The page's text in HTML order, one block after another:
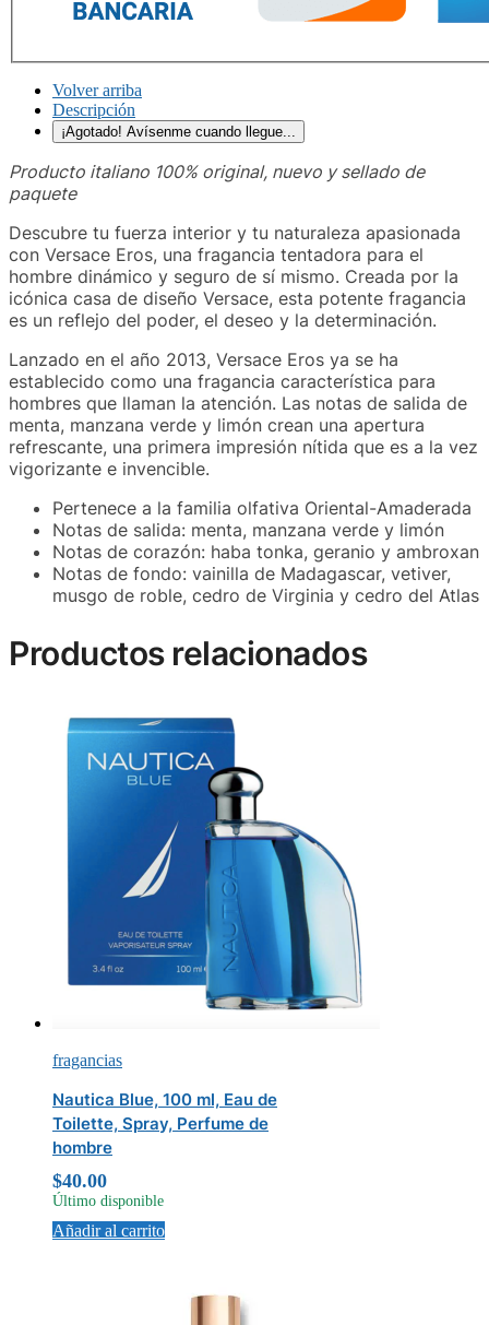
Volver arriba
Descripción
¡Agotado! Avísenme cuando llegue...
Producto italiano 100% original, nuevo y sellado de
paquete
Descubre tu fuerza interior y tu naturaleza apasionada
con Versace Eros, una fragancia tentadora para el
hombre dinámico y seguro de sí mismo. Creada por la
icónica casa de diseño Versace, esta potente fragancia
es un reflejo del poder, el deseo y la determinación.
Lanzado en el año 2013, Versace Eros ya se ha
establecido como una fragancia característica para
hombres que llaman la atención. Las notas de salida de
menta, manzana verde y limón crean una apertura
refrescante, una primera impresión nítida que es a la vez
vigorizante e invencible.
Pertenece a la familia olfativa Oriental-Amaderada
Notas de salida: menta, manzana verde y limón
Notas de corazón: haba tonka, geranio y ambroxan
Notas de fondo: vainilla de Madagascar, vetiver,
musgo de roble, cedro de Virginia y cedro del Atlas
Productos relacionados
fragancias
Nautica Blue, 100 ml, Eau de
Toilette, Spray, Perfume de
hombre
$40.00
Último disponible
Añadir al carrito